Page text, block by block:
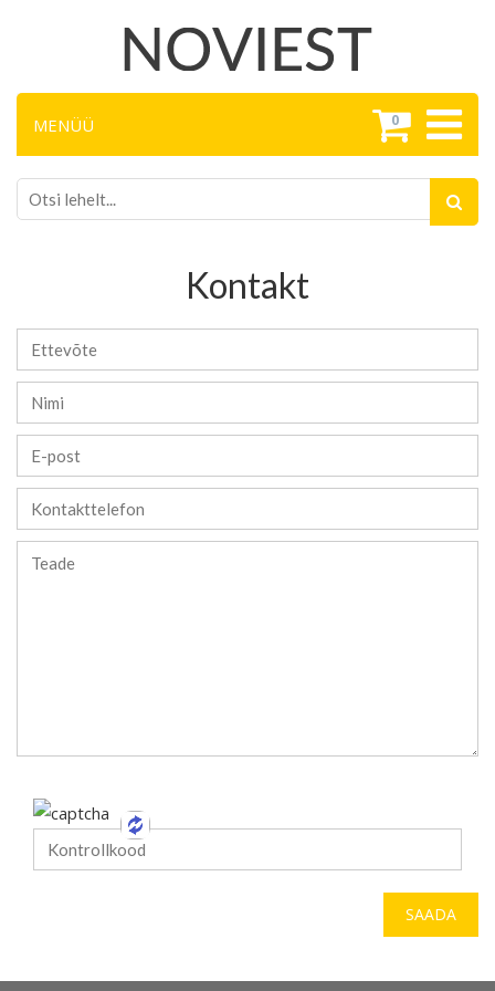
0
MENÜÜ
Kontakt
SAADA